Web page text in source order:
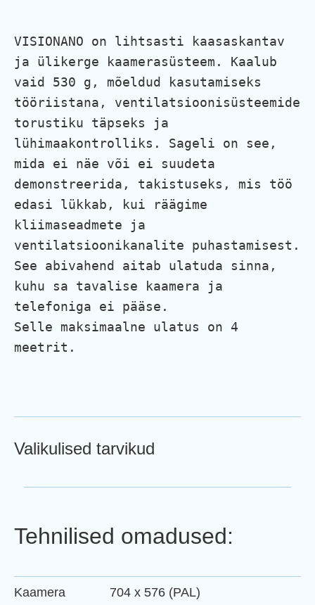
VISIONANO on lihtsasti kaasaskantav
ja ülikerge kaamerasüsteem. Kaalub
vaid 530 g, mõeldud kasutamiseks
tööriistana, ventilatsioonisüsteemide
torustiku täpseks ja
lühimaakontrolliks. Sageli on see,
mida ei näe või ei suudeta
demonstreerida, takistuseks, mis töö
edasi lükkab, kui räägime
kliimaseadmete ja
ventilatsioonikanalite puhastamisest.
See abivahend aitab ulatuda sinna,
kuhu sa tavalise kaamera ja
telefoniga ei pääse.
Selle maksimaalne ulatus on 4
meetrit.
Valikulised tarvikud
Tehnilised omadused:
Kaamera
704 x 576 (PAL)